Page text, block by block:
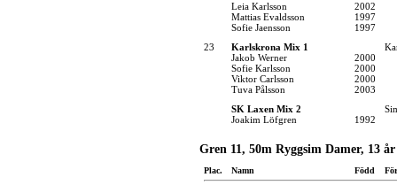
Leia Karlsson
2002
Mattias Evaldsson
1997
Sofie Jaensson
1997
23
Karlskrona Mix 1
Jakob Werner
2000
Sofie Karlsson
2000
Viktor Carlsson
2000
Tuva Pålsson
2003
SK Laxen Mix 2
Joakim Löfgren
1992
Gren 11, 50m Ryggsim Damer, 13
Plac. Namn Född